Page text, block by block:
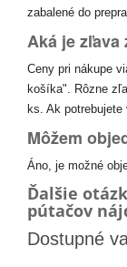
zabalené do
Aká je zľava
Ceny pri nákupe
košíka". Rôzne
ks. Ak potrebujete
Môžem
Áno, je možné
Ďalšie
pútačov
Dostupné